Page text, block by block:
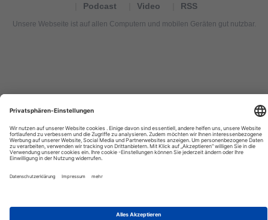
Podcast
Video RSS
Unsere Webseite ist auf allen Computern und mobilen Geräten gut nutzbar.
news,
noticias
turismo,
Tourismus
Nachrichten,
туризма,